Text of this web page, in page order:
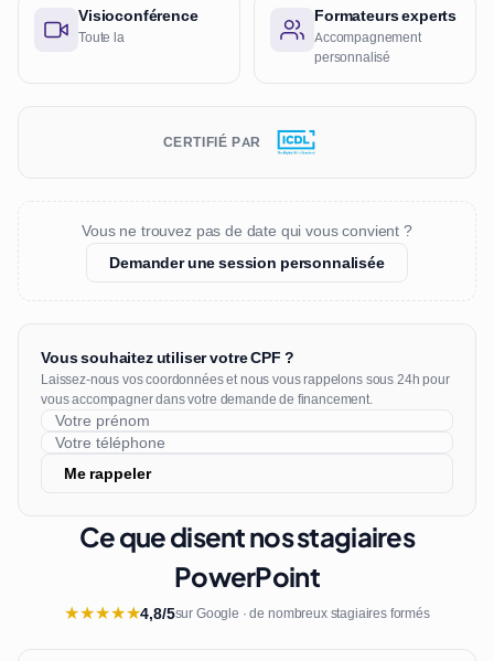
Visioconférence
Toute la
Formateurs experts
Accompagnement
personnalisé
CERTIFIÉ PAR
Vous ne trouvez pas de date qui vous convient ?
Demander une session personnalisée
Vous souhaitez utiliser votre CPF ?
Laissez-nous vos coordonnées et nous vous rappelons sous 24h pour
vous accompagner dans votre demande de financement.
Me rappeler
Ce que disent nos stagiaires
PowerPoint
★★★★★4,8/5sur Google · de nombreux stagiaires formés